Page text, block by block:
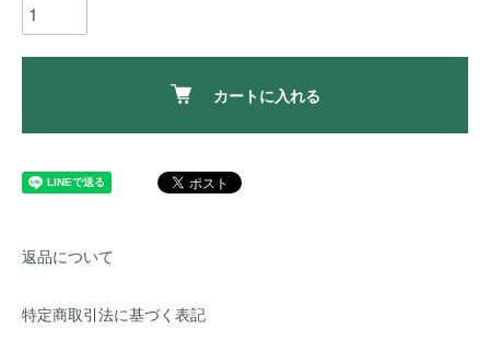
カートに入れる
返品について
特定商取引法に基づく表記